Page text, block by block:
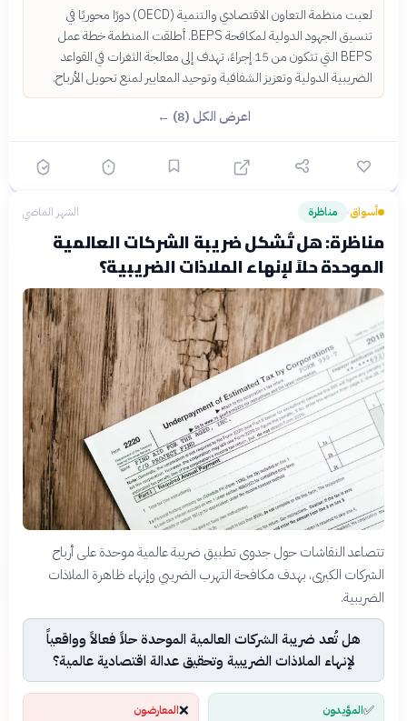
لعبت منظمة التعاون الاقتصادي والتنمية (OECD) دورًا محوريًا في
تنسيق الجهود الدولية لمكافحة BEPS. أطلقت المنظمة خطة عمل
BEPS التي تتكون من 15 إجراءً، تهدف إلى معالجة الثغرات في القواعد
الضريبية الدولية وتعزيز الشفافية وتوحيد المعايير لمنع تحويل الأرباح.
اعرض الكل (8) ←
أسواق› مناظرة الشهر الماضي
مناظرة: هل تُشكل ضريبة الشركات العالمية
الموحدة حلاً لإنهاء الملاذات الضريبية؟
تتصاعد النقاشات حول جدوى تطبيق ضريبة عالمية موحدة على أرباح
الشركات الكبرى، بهدف مكافحة التهرب الضريبي وإنهاء ظاهرة الملاذات
الضريبية.
هل تُعد ضريبة الشركات العالمية الموحدة حلاً فعالاً وواقعياً
لإنهاء الملاذات الضريبية وتحقيق عدالة اقتصادية عالمية؟
✅المؤيدون ❌المعارضون